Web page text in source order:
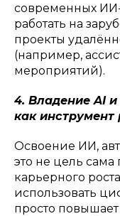
современных
работать на
проекты
(например,
мероприятий).
4. Владение AI
как инструмент
Освоение ИИ,
это не цель
карьерного
использовать
просто